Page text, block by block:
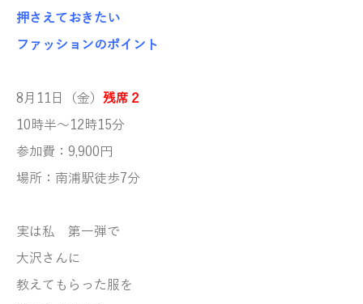
押さえておきたい
ファッションのポイント
8月11日（金） 残席２
10時半～12時15分
参加費：9,900円
場所：南浦駅徒歩7分
実は私 第一弾で
大沢さんに
教えてもらった服を